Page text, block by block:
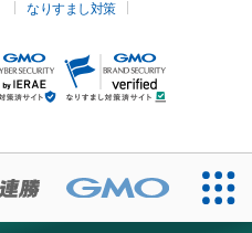
なりすまし対策